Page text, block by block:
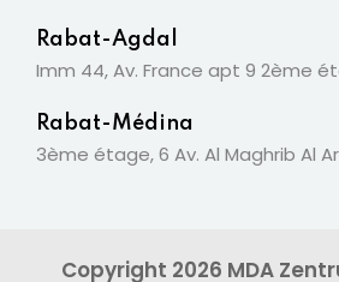
Rabat-Agdal
Imm 44, Av. France apt 9 2ème
Rabat-Médina
3ème étage, 6 Av. Al Maghrib Al
Copyright 2026 MDA